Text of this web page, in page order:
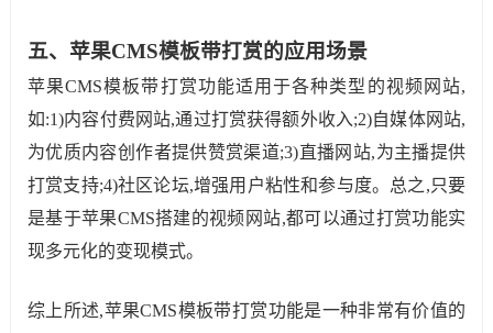
五、苹果CMS模板带打赏的应用场景
苹果CMS模板带打赏功能适用于各种类型的视频网站,
如:1)内容付费网站,通过打赏获得额外收入;2)自媒体网站,
为优质内容创作者提供赞赏渠道;3)直播网站,为主播提供
打赏支持;4)社区论坛,增强用户粘性和参与度。总之,只要
是基于苹果CMS搭建的视频网站,都可以通过打赏功能实
现多元化的变现模式。
综上所述,苹果CMS模板带打赏功能是一种非常有价值的